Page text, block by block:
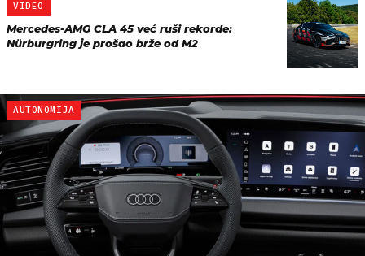
VIDEO
Mercedes-AMG CLA 45 već ruši rekorde:
Nürburgring je prošao brže od M2
AUTONOMIJA